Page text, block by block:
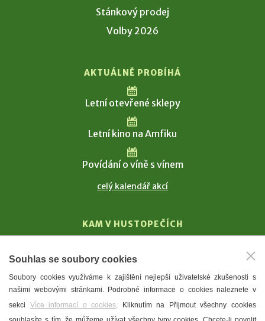
Stánkový prodej
Volby 2026
AKTUÁLNĚ PROBÍHÁ
Letní otevřené sklepy
Letní kino na Amfiku
Povídání o víně s vínem
celý kalendář akcí
KAM V HUSTOPEČÍCH
T. G. Masaryk
Mandloně
Ubytování
Restaurace
Souhlas se soubory cookies
Soubory cookies využíváme k zajištění nejlepší uživatelské zkušenosti s
našimi webovými stránkami. Podrobné informace o cookies naleznete v
sekci Více informací o cookies. Kliknutím na Přijmout všechny cookies